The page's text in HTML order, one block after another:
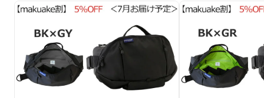
り、ベビーカーに乗ったり、抱っこをせがんだ
り。その都度抱っこひもを外したり、装着する
のは大変です。
しかも、抱っこひもは使わないときは荷物にな
り、かと言って抱っこひもを使わずに、手だけ
で抱っこしていると負担も大きくなります。